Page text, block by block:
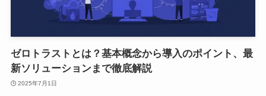
ゼロトラストとは？基本概念から導入のポイント、最
新ソリューションまで徹底解説
2025年7月1日